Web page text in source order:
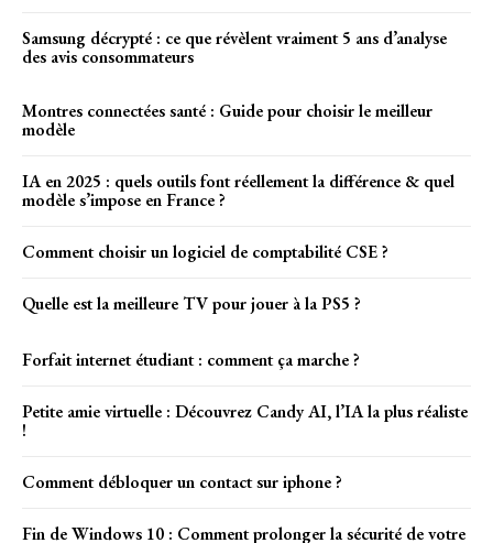
Samsung décrypté : ce que révèlent vraiment 5 ans d’analyse
des avis consommateurs
Montres connectées santé : Guide pour choisir le meilleur
modèle
IA en 2025 : quels outils font réellement la différence & quel
modèle s’impose en France ?
Comment choisir un logiciel de comptabilité CSE ?
Quelle est la meilleure TV pour jouer à la PS5 ?
Forfait internet étudiant : comment ça marche ?
Petite amie virtuelle : Découvrez Candy AI, l’IA la plus réaliste
!
Comment débloquer un contact sur iphone ?
Fin de Windows 10 : Comment prolonger la sécurité de votre